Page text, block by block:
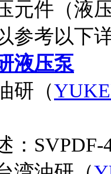
元件（液
参考以下
液压泵
研（
：SVPDF-